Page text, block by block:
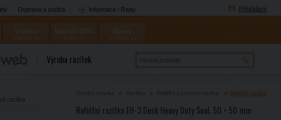
Doprava a platba Informace / Rady Přihlášení
Coloris
Výroba razítek
Reliéfní razítka
Reliéfní razítko EH-3 Desk Heavy Duty Seal, 50 × 50 mm
razítka